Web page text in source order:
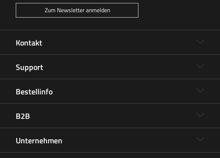
Kontakt
Support
Bestellinfo
B2B
Unternehmen
Zum Newsletter anmelden